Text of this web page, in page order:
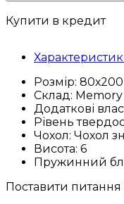
Купити в кредит
Розмір: 80х200
Склад: Memory
Додаткові
Рівень
Чохол: Чохол
Висота: 6
Пружинний
Поставити питання